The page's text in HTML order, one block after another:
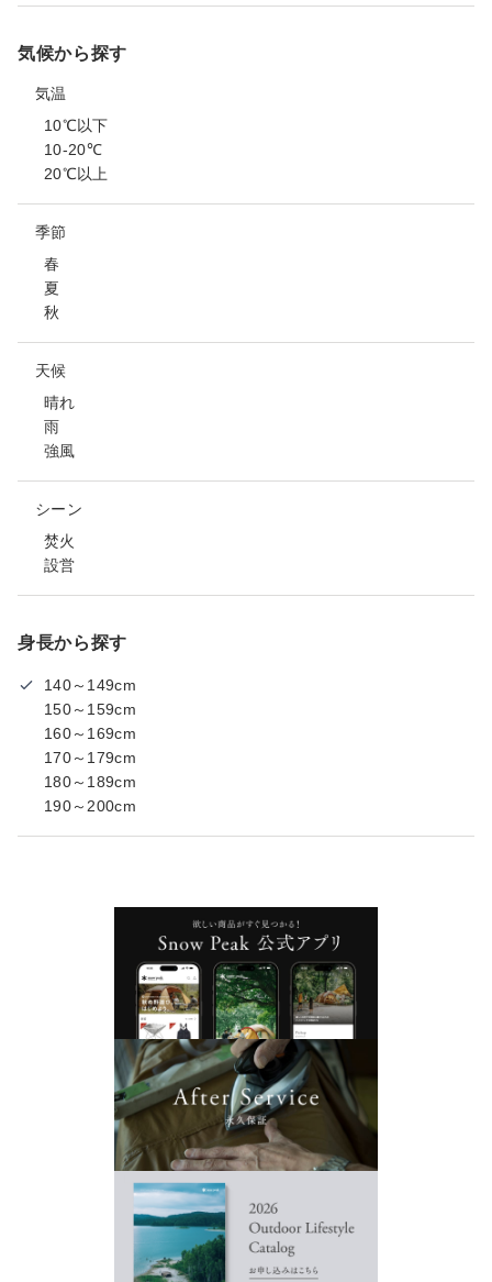
気候から探す
気温
10℃以下
10-20℃
20℃以上
季節
春
夏
秋
天候
晴れ
雨
強風
シーン
焚火
設営
身長から探す
140～149cm
150～159cm
160～169cm
170～179cm
180～189cm
190～200cm